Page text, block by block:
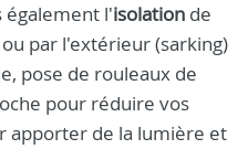
également l'isolation de
par l'extérieur (sarking)
pose de rouleaux de
pour réduire vos
apporter de la lumière et